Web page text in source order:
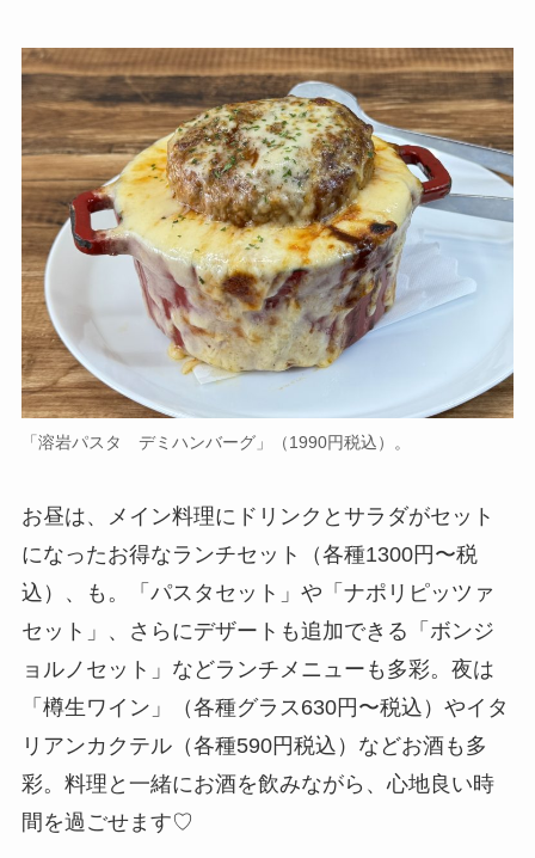
「溶岩パスタ デミハンバーグ」（1990円税込）。
お昼は、メイン料理にドリンクとサラダがセット
になったお得なランチセット（各種1300円〜税
込）、も。「パスタセット」や「ナポリピッツァ
セット」、さらにデザートも追加できる「ボンジ
ョルノセット」などランチメニューも多彩。夜は
「樽生ワイン」（各種グラス630円〜税込）やイタ
リアンカクテル（各種590円税込）などお酒も多
彩。料理と一緒にお酒を飲みながら、心地良い時
間を過ごせます♡